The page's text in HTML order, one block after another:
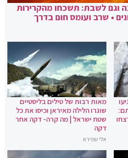
וגם לשבת: תשכחו מהקרירות
• שרב ועומס חום בדרך
מאות רבות של טילים בליסטיים
שוגרו הלילה מאיראן וכיסו את כל
שטח ישראל | מה קרה- דקה אחר
דקה
אלי שפירא